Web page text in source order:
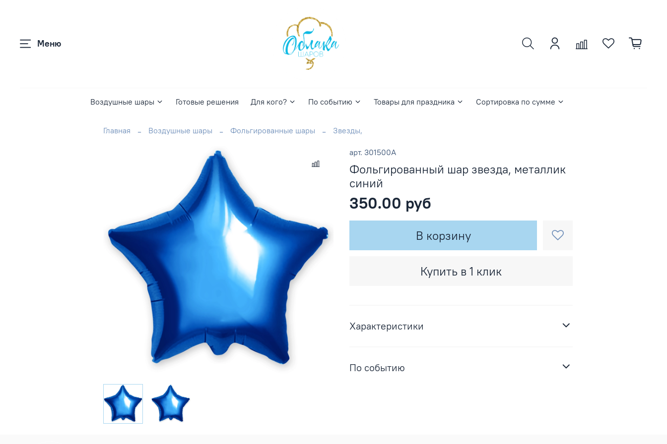
Меню
Воздушные шары Готовые решения Для кого? По событию Товары для праздника Сортировка по сумме
Главная Воздушные шары Фольгированные шары Звезды,
арт. 301500A
Фольгированный шар звезда, металлик
синий
350.00 руб
В корзину
Купить в 1 клик
Характеристики
По событию